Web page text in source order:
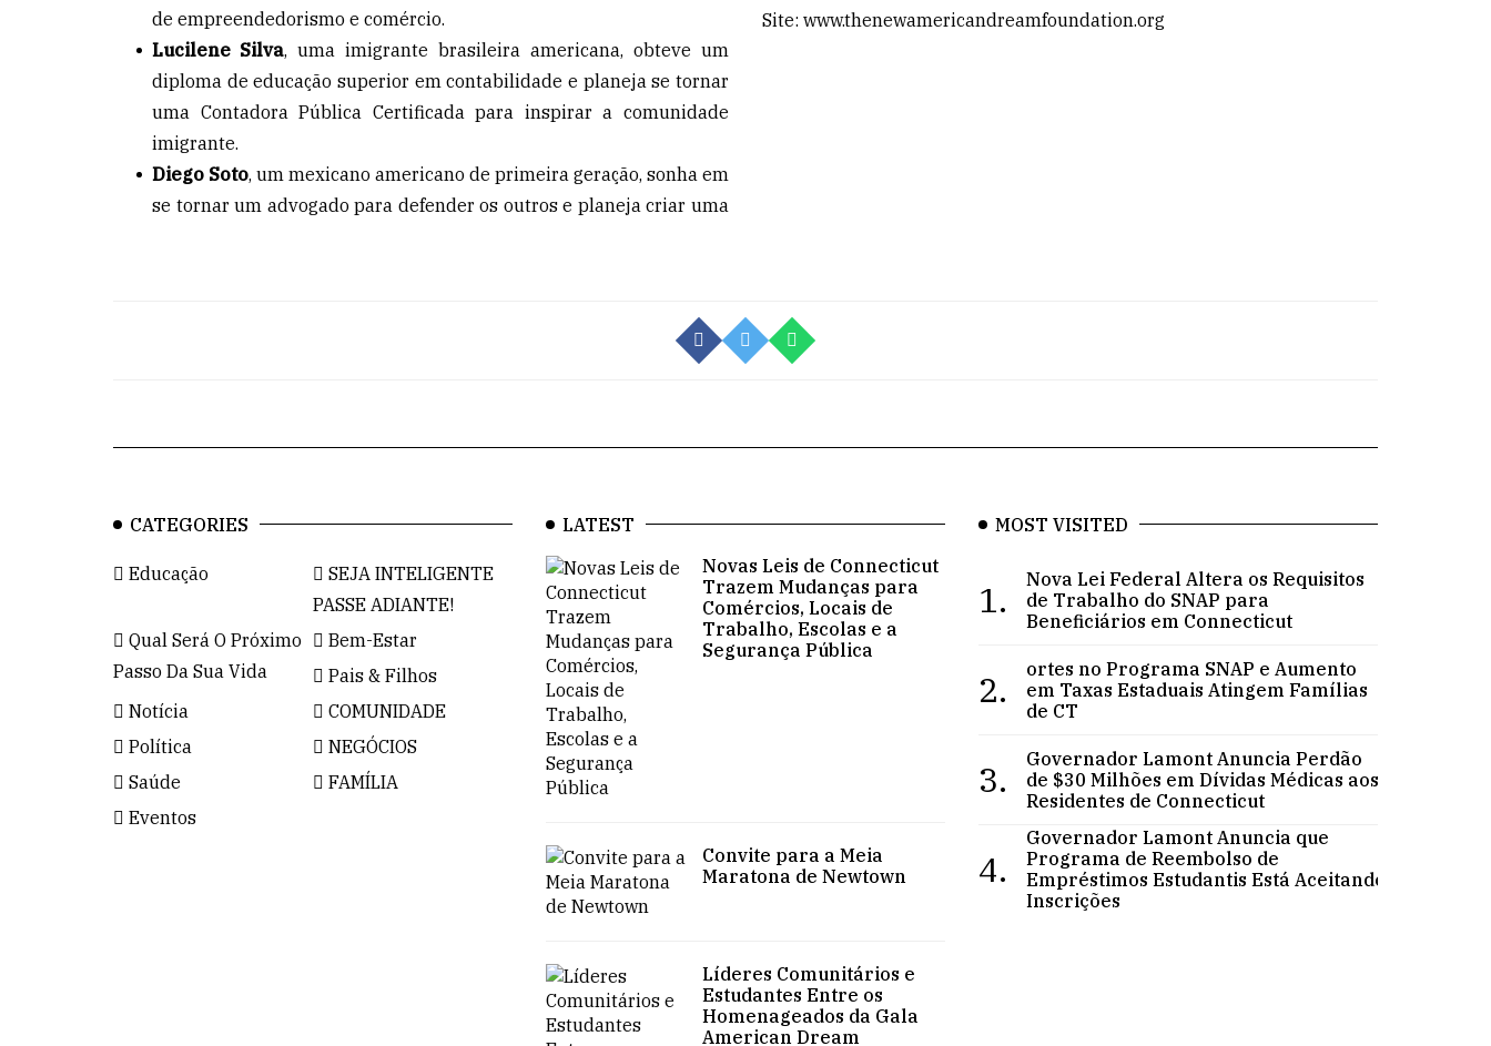
de empreendedorismo e comércio.
Lucilene Silva, uma imigrante brasileira americana, obteve um
diploma de educação superior em contabilidade e planeja se tornar
uma Contadora Pública Certificada para inspirar a comunidade
imigrante.
Diego Soto, um mexicano americano de primeira geração, sonha em
se tornar um advogado para defender os outros e planeja criar uma
Site: www.thenewamericandreamfoundation.org
CATEGORIES
Educação
SEJA INTELIGENTE
PASSE ADIANTE!
Qual Será O Próximo
Passo Da Sua Vida
Bem-Estar
Pais & Filhos
Notícia
COMUNIDADE
Política
NEGÓCIOS
Saúde
FAMÍLIA
Eventos
LATEST
Novas Leis de Connecticut
Trazem Mudanças para
Comércios, Locais de
Trabalho, Escolas e a
Segurança Pública
Convite para a Meia
Maratona de Newtown
Líderes Comunitários e
Estudantes Entre os
Homenageados da Gala
American Dream
MOST VISITED
1.
Nova Lei Federal Altera os Requisitos
de Trabalho do SNAP para
Beneficiários em Connecticut
2.
ortes no Programa SNAP e Aumento
em Taxas Estaduais Atingem Famílias
de CT
3.
Governador Lamont Anuncia Perdão
de $30 Milhões em Dívidas Médicas aos
Residentes de Connecticut
4.
Governador Lamont Anuncia que
Programa de Reembolso de
Empréstimos Estudantis Está Aceitando
Inscrições